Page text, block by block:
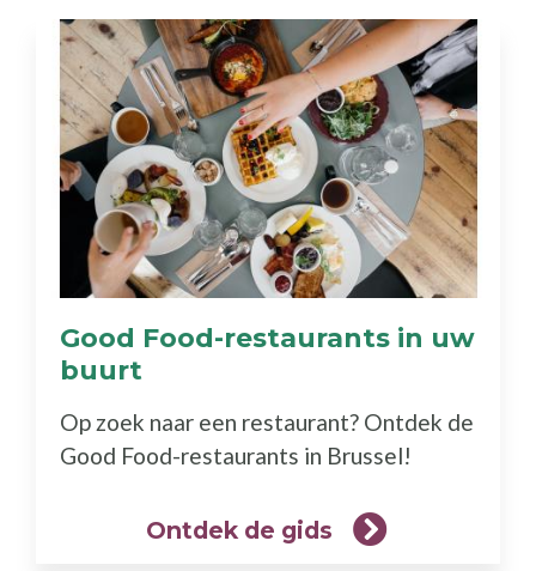
Good Food-restaurants in uw
buurt
gids)
Op zoek naar een restaurant? Ontdek de
Good Food-restaurants in Brussel!
Ontdek de gids